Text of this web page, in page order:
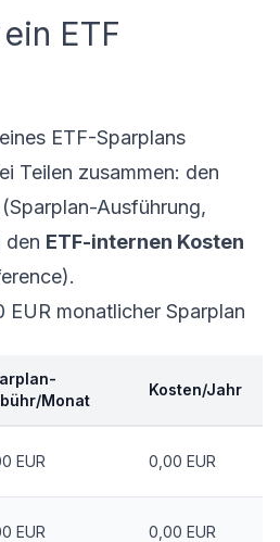
ETF
ETF-Sparplans
Teilen zusammen: den
(Sparplan-Ausführung,
den ETF-internen Kosten
EUR monatlicher Sparplan
Monat
Kosten/Jahr
EUR 0,00 EUR
EUR 0,00 EUR